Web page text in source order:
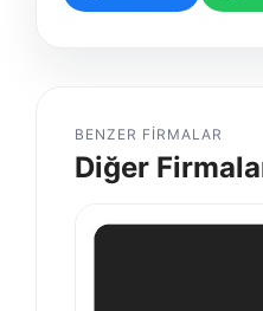
BENZER FIRMALAR
Diğer